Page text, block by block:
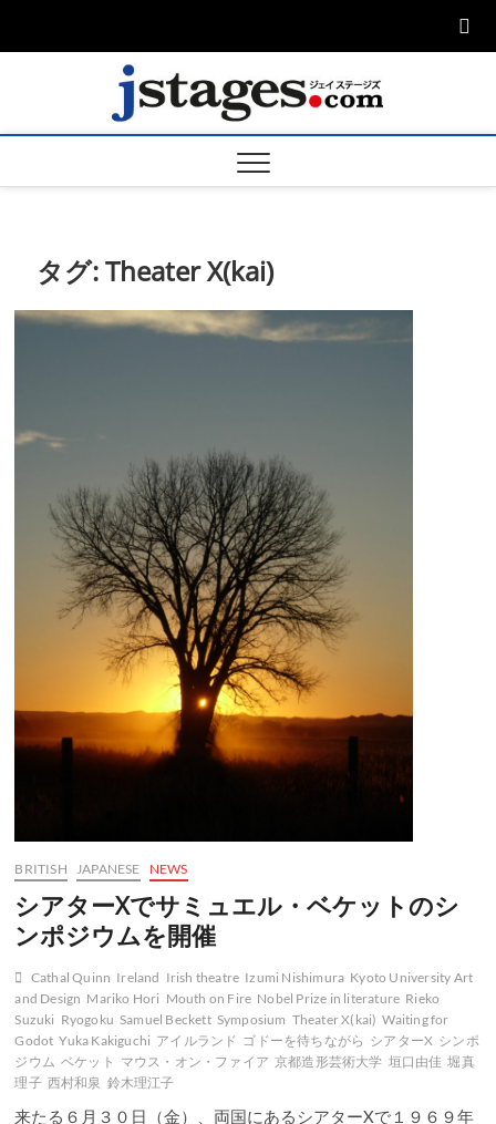
ージ
タグ:Theater X(kai)
BRITISH JAPANESE NEWS
シアターXでサミュエル・ベケットのシ
ンポジウムを開催
Cathal Quinn Ireland Irish theatre Izumi Nishimura Kyoto University Art
and Design Mariko Hori Mouth on Fire Nobel Prize in literature Rieko
Suzuki Ryogoku Samuel Beckett Symposium Theater X(kai) Waiting for
Godot Yuka Kakiguchi アイルランド ゴドーを待ちながら シアターX シンポ
ジウム ベケット マウス・オン・ファイア 京都造形芸術大学 垣口由佳 堀真
理子 西村和泉 鈴木理江子
来たる６月３０日（金）、両国にあるシアターXで１９６９年